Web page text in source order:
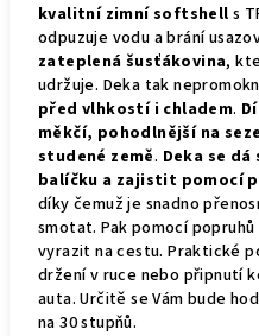
kvalitní zimní softshell s
odpuzuje vodu a brání
zateplená šusťákovina,
udržuje. Deka tak
před vlhkostí i chladem.
měkčí, pohodlnější na
studené země. Deka se
balíčku a zajistit pomocí
díky čemuž je snadno
smotat. Pak pomocí
vyrazit na cestu. Praktické
držení v ruce nebo připnutí
auta.Určitě se Vám bude
na 30 stupňů.